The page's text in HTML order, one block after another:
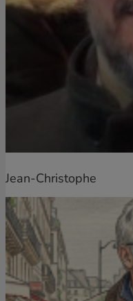
Jean-Christophe